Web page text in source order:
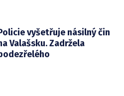
vyšetřuje násilný čin
Valašsku. Zadržela